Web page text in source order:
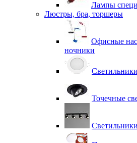
Лампы
Люстры, бра, торшеры
Офисные
ночники
Точечные